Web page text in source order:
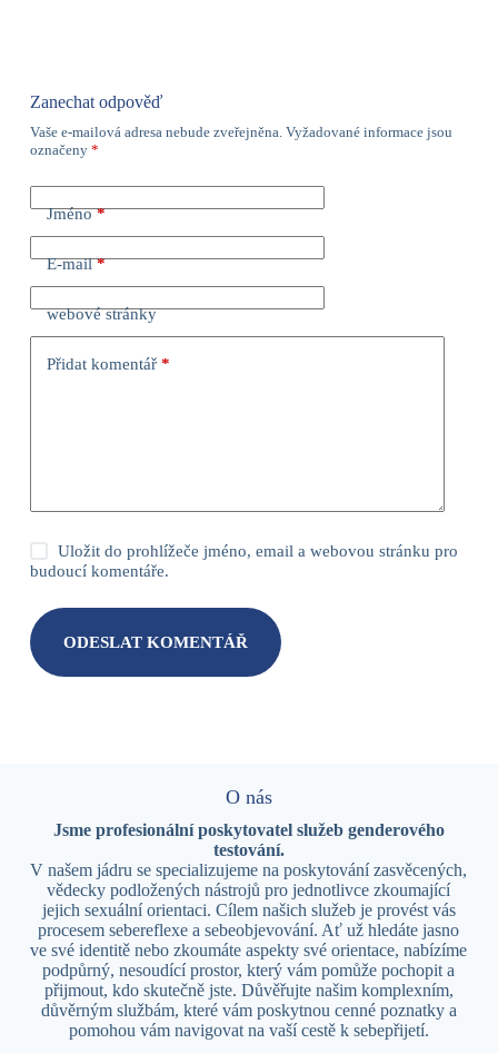
Zanechat odpověď
Vaše e-mailová adresa nebude zveřejněna. Vyžadované informace jsou
označeny *
Jméno*
E-mail*
webové stránky
Přidat komentář*
Uložit do prohlížeče jméno, email a webovou stránku pro
budoucí komentáře.
ODESLAT KOMENTÁŘ
O nás
Jsme profesionální poskytovatel služeb genderového
testování.
V našem jádru se specializujeme na poskytování zasvěcených,
vědecky podložených nástrojů pro jednotlivce zkoumající
jejich sexuální orientaci. Cílem našich služeb je provést vás
procesem sebereflexe a sebeobjevování. Ať už hledáte jasno
ve své identitě nebo zkoumáte aspekty své orientace, nabízíme
podpůrný, nesoudící prostor, který vám pomůže pochopit a
přijmout, kdo skutečně jste. Důvěřujte našim komplexním,
důvěrným službám, které vám poskytnou cenné poznatky a
pomohou vám navigovat na vaší cestě k sebepřijetí.